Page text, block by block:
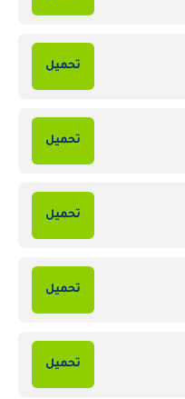
تحميل
تحميل
تحميل
تحميل
تحميل